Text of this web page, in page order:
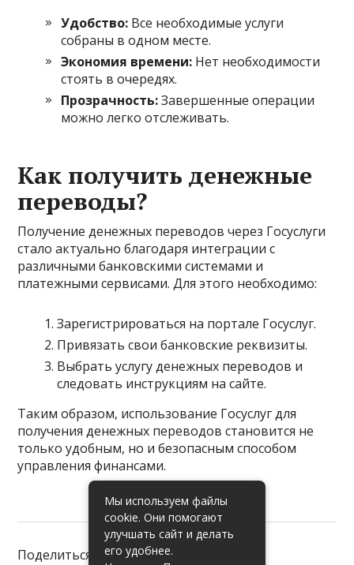
Удобство: Все необходимые услуги
собраны в одном месте.
Экономия времени: Нет необходимости
стоять в очередях.
Прозрачность:Завершенные операции
можно легко отслеживать.
Как получить денежные
переводы?
Получение денежных переводов через Госуслуги
стало актуально благодаря интеграции с
различными банковскими системами и
платежными сервисами. Для этого необходимо:
Зарегистрироваться на портале Госуслуг.
Привязать свои банковские реквизиты.
Выбрать услугу денежных переводов и
следовать инструкциям на сайте.
Таким образом, использование Госуслуг для
получения денежных переводов становится не
только удобным, но и безопасным способом
управления финансами.
Поделиться:
Мы используем файлы
cookie. Они помогают
улучшать сайт и делать
его удобнее.